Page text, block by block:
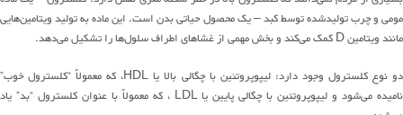
مومی و چرب تولیدشده توسط کبد–یک محصول حیاتی بدن است. این ماده به تولید ویتامین‌هایی
مانند ویتامینDکمکمیکندو بخش مهمی از غشاهای اطرافسلولهارا تشکیل می‌دهد.
دو نوع کلسترول وجود دارد:لیپوپروتئین با چگالی بالا یا HDL، که معمولاً “کلسترول خوب”
نامیده میشودو لیپوپروتئین با چگالی پایین یاLDL ، که معمولاً با عنوان کلسترول “بد” یاد